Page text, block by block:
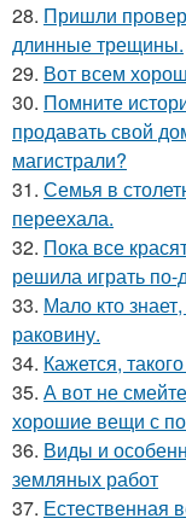
28. Пришли
длинные трещины.
29. Вот всем
30. Помните
продавать свой
магистрали?
31. Семья в
переехала.
32. Пока все
решила играть по-
33. Мало кто
раковину.
34. Кажется,
35. А вот не
хорошие вещи с
36. Виды и
земляных работ
37. Естественная